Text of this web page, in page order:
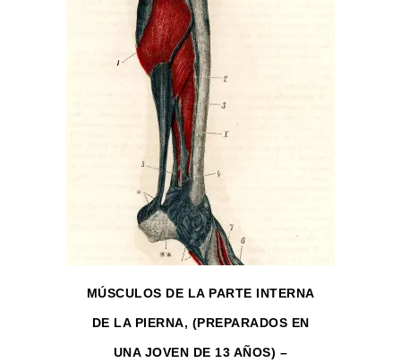
MÚSCULOS DE LA PARTE INTERNA
DE LA PIERNA, (PREPARADOS EN
UNA JOVEN DE 13 AÑOS) –